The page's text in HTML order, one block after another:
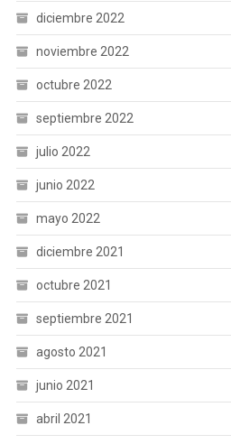
diciembre 2022
noviembre 2022
octubre 2022
septiembre 2022
julio 2022
junio 2022
mayo 2022
diciembre 2021
octubre 2021
septiembre 2021
agosto 2021
junio 2021
abril 2021